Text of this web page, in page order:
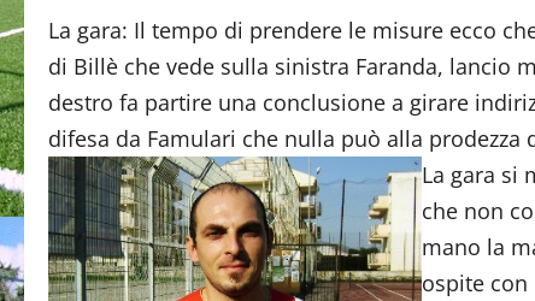
La gara: Il tempo di prendere le misure ecco
di Billè che vede sulla sinistra Faranda, lancio
destro fa partire una conclusione a girare
difesa da Famulari che nulla può alla prodezza
La gara si
che non
mano la
ospite con